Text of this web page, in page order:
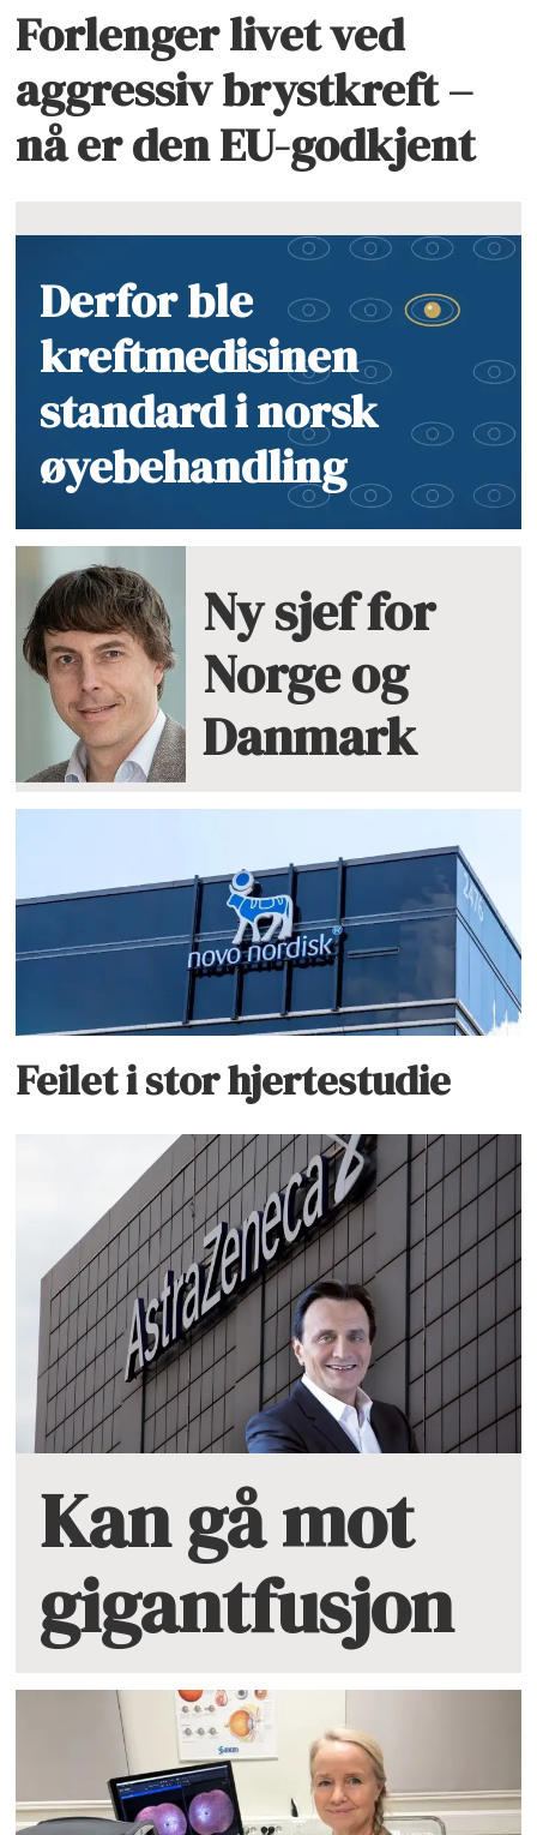
Forlenger livet ved
aggressiv brystkreft –
nå er den EU-godkjent
Derfor ble
kreftmedisinen
standard i norsk
øyebehandling
Ny sjef for
Norge og
Danmark
Feilet i stor hjertestudie
Kan gå mot
gigantfusjon